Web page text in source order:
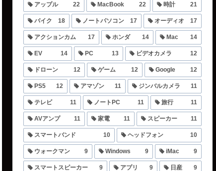
アップル 22 MacBook 22 時計 21
バイク 18 ノートパソコン 17 オーディオ 17
アクションカム 17 ホンダ 14 Mac 14
EV 14 PC 13 ビデオカメラ 12
ドローン 12 ゲーム 12 Google 12
PS5 12 アマゾン 11 ジンバルカメラ 11
テレビ 11 ノートPC 11 旅行 11
AVアンプ 11 家電 11 スピーカー 11
スマートバンド 10 ヘッドフォン 10
ウォークマン 9 Windows 9 iMac 9
スマートスピーカー 9 アプリ 9 日産 9